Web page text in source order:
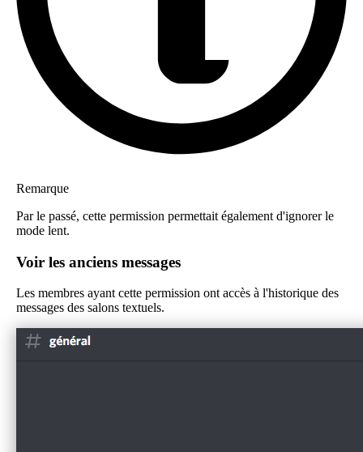
Remarque
Par le passé, cette permission permettait également d'ignorer le
mode lent.
Voir les anciens messages
Les membres ayant cette permission ont accès à l'historique des
messages des salons textuels.